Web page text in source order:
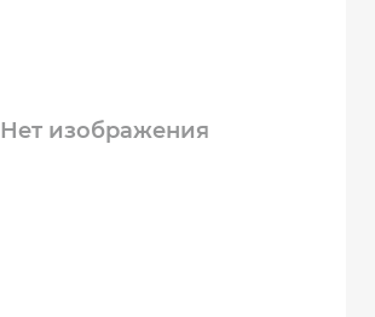
Нет изображения